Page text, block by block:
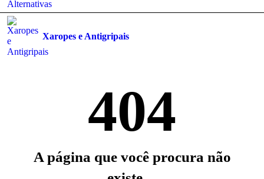
Xaropes e Antigripais
404
A página que você procura não